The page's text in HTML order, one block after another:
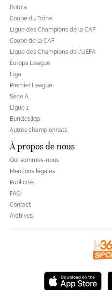
Botola
Coupe du Trône
Ligue des Champions de la CAF
Coupe de la CAF
Ligue des Champions de l'UEFA
Europa League
Liga
Premier League
Série A
Ligue 1
Bundesliga
Autres championnats
À propos de nous
Qui sommes-nous
Mentions légales
Publicité
FAQ
Contact
Archives